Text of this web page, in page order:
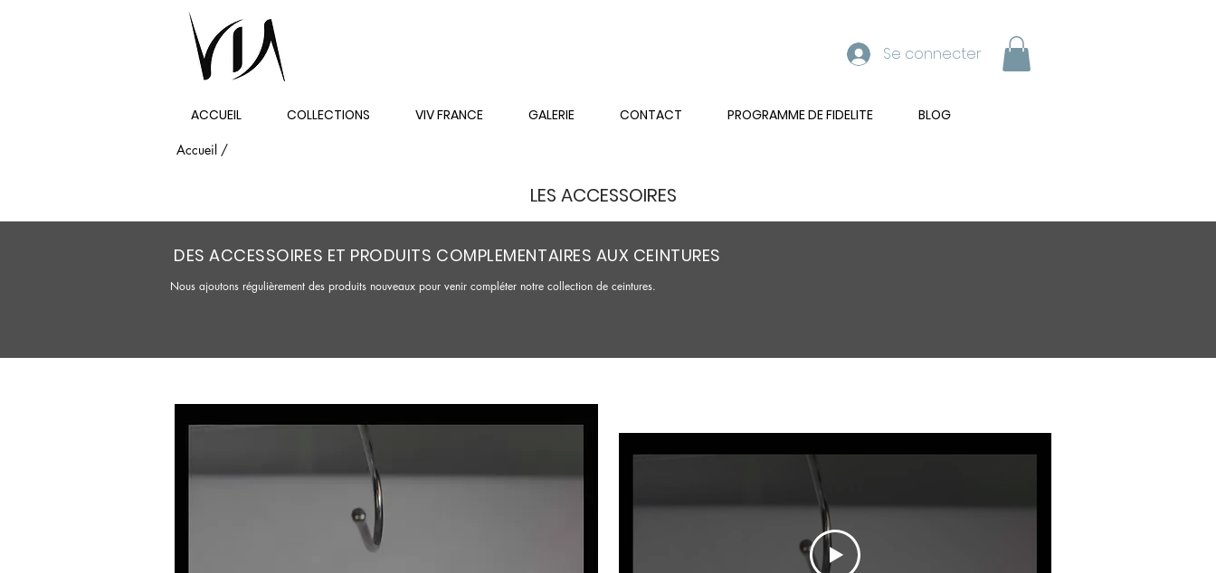
Se connecter
ACCUEIL COLLECTIONS VIV FRANCE GALERIE CONTACT PROGRAMME DE FIDELITE BLOG
Accueil /
LES ACCESSOIRES
DES ACCESSOIRES ET PRODUITS COMPLEMENTAIRES AUX CEINTURES
Nous ajoutons régulièrement des produits nouveaux pour venir compléter notre collection de ceintures.